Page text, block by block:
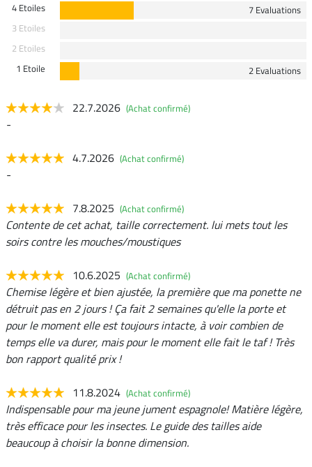
4 Etoiles
7 Evaluations
3 Etoiles
2 Etoiles
1 Etoile
2 Evaluations
22.7.2026 (Achat confirmé)
-
4.7.2026 (Achat confirmé)
-
7.8.2025 (Achat confirmé)
Contente de cet achat, taille correctement. lui mets tout les
soirs contre les mouches/moustiques
10.6.2025 (Achat confirmé)
Chemise légère et bien ajustée, la première que ma ponette ne
détruit pas en 2 jours ! Ça fait 2 semaines qu'elle la porte et
pour le moment elle est toujours intacte, à voir combien de
temps elle va durer, mais pour le moment elle fait le taf ! Très
bon rapport qualité prix !
11.8.2024 (Achat confirmé)
Indispensable pour ma jeune jument espagnole! Matière légère,
très efficace pour les insectes. Le guide des tailles aide
beaucoup à choisir la bonne dimension.